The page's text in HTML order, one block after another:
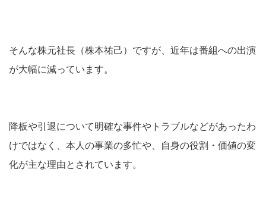
そんな株元社長（株本祐己）ですが、近年は番組への出演
が大幅に減っています。
降板や引退について明確な事件やトラブルなどがあったわ
けではなく、本人の事業の多忙や、自身の役割・価値の変
化が主な理由とされています。